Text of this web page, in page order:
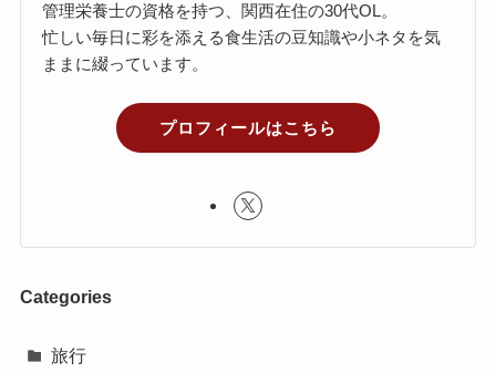
管理栄養士の資格を持つ、関西在住の30代OL。
忙しい毎日に彩を添える食生活の豆知識や小ネタを気
ままに綴っています。
プロフィールはこちら
Categories
旅行